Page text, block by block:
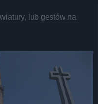
lub gestów na